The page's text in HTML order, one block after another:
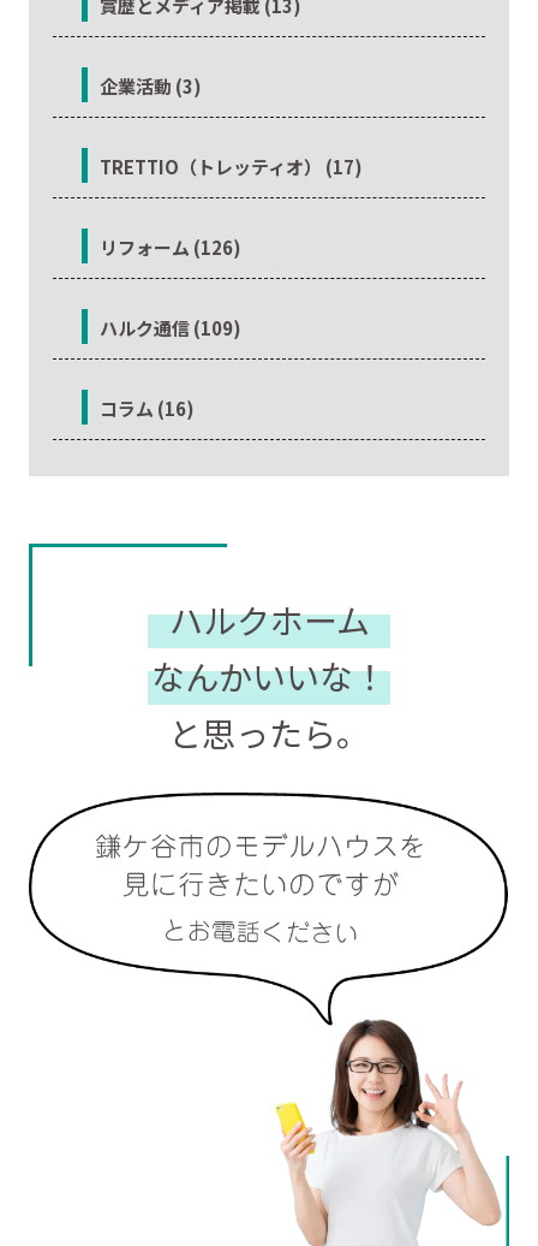
賞歴とメディア掲載 (13)
企業活動 (3)
TRETTIO（トレッティオ） (17)
リフォーム (126)
ハルク通信 (109)
コラム (16)
ハルクホーム
なんかいいな！
と思ったら。